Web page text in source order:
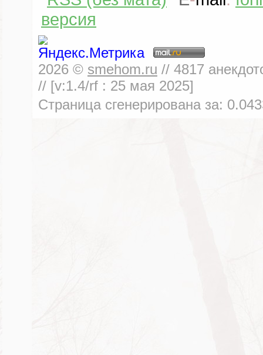
версия
2026 © smehom.ru // 4817
// [v:1.4/rf : 25 мая 2025]
Страница сгенерирована за: